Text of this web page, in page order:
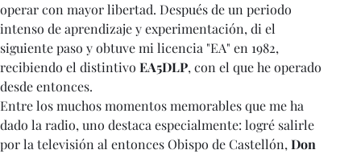
operar con mayor libertad. Después de un periodo
intenso de aprendizaje y experimentación, di el
siguiente paso y obtuve mi licencia "EA" en 1982,
recibiendo el distintivo EA5DLP, con el que he operado
desde entonces.
Entre los muchos momentos memorables que me ha
dado la radio, uno destaca especialmente: logré salirle
por la televisión al entonces Obispo de Castellón, Don